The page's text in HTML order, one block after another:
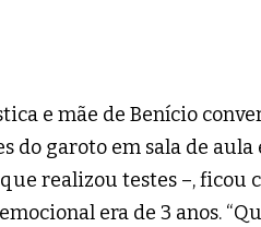
e mãe de Benício
do garoto em sala de
realizou testes –,
era de 3 anos.